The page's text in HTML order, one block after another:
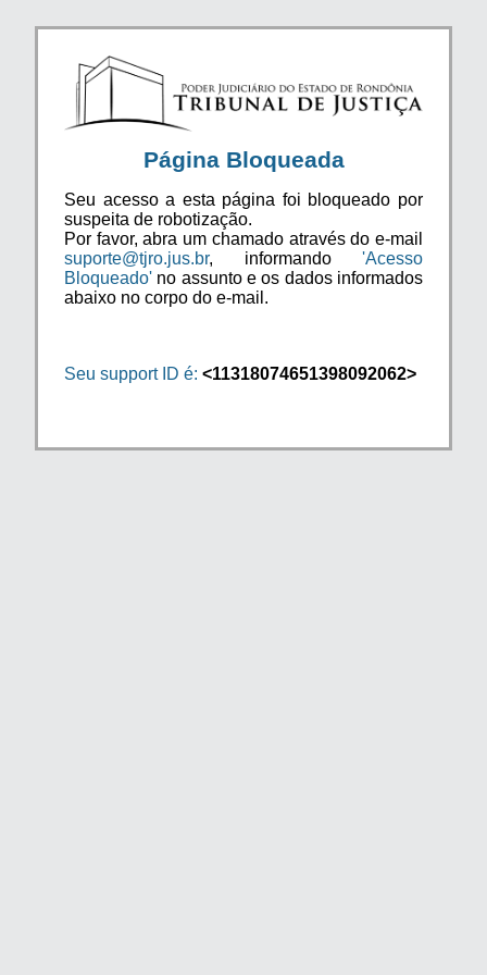
Página Bloqueada
Seu acesso a esta página foi bloqueado por
suspeita de robotização.
Por favor, abra um chamado através do e-mail
suporte@tjro.jus.br, informando 'Acesso
Bloqueado' no assunto e os dados informados
abaixo no corpo do e-mail.
Seu support ID é: <11318074651398092062>